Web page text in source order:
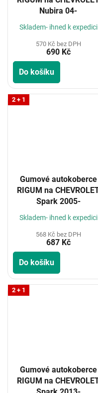
Nubira 04-
Skladem- ihned k expedici
570 Kč bez DPH
690 Kč
Do košíku
2 + 1
Gumové autokoberce
RIGUM na CHEVROLET
Spark 2005-
Skladem- ihned k expedici
568 Kč bez DPH
687 Kč
Do košíku
2 + 1
Gumové autokoberce
RIGUM na CHEVROLET